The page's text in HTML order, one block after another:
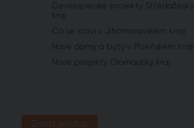
Developerské projekty Středočeský
kraj
Co se staví v Jihomoravském kraji
Nové domy a byty v Plzeňském kraji
Nové projekty Olomoucký kraj
Získat přístup